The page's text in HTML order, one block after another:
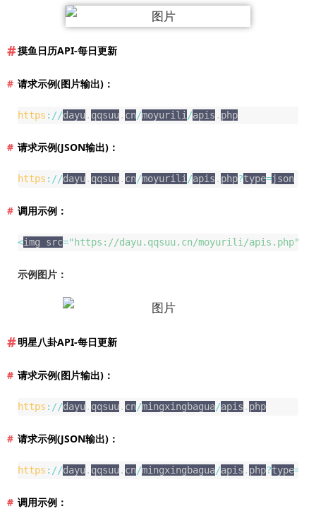
摸鱼日历API-每日更新
请求示例(图片输出)：
https : //dayu. qqsuu. cn/moyurili /apis . php
请求示例(JSON输出)：
https : //dayu. qqsuu. cn/moyurili /apis . php?type=json
调用示例：
<img src="https://dayu.qqsuu.cn/moyurili/apis.php"
示例图片：
明星八卦API-每日更新
请求示例(图片输出)：
https : //dayu. qqsuu. cn/mingxingbagua/apis . php
请求示例(JSON输出)：
https : //dayu. qqsuu. cn/mingxingbagua/apis . php?type=
调用示例：